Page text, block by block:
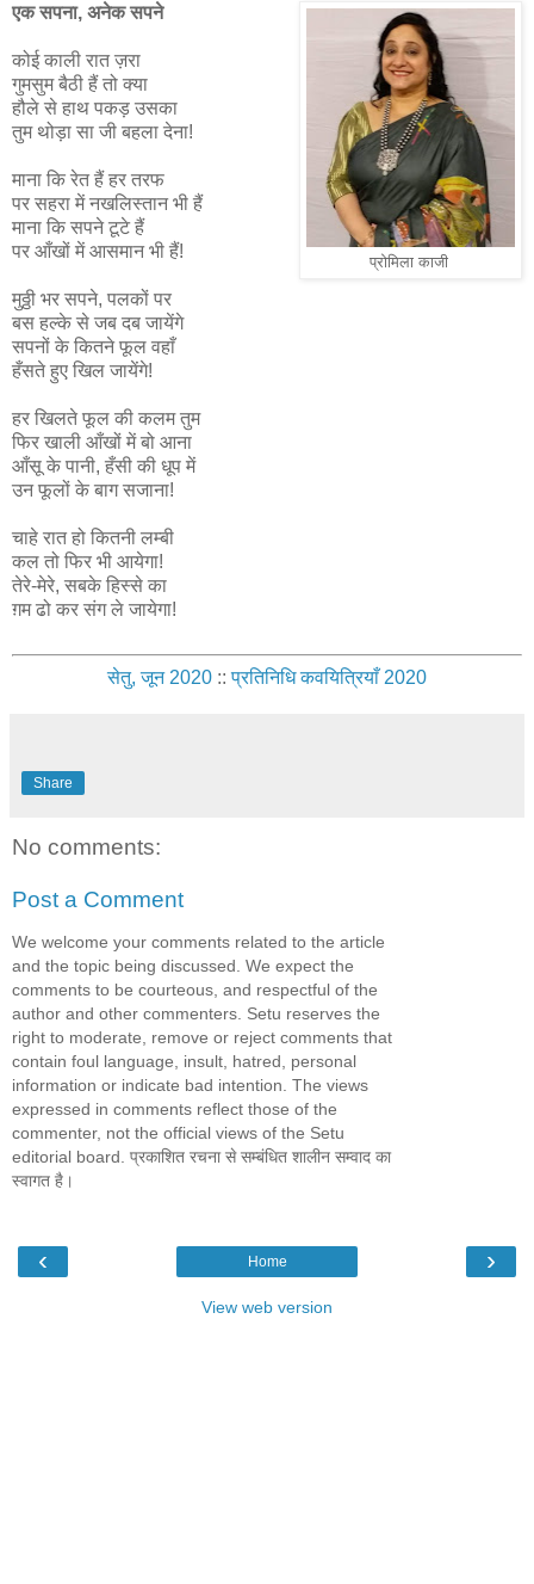
प्रोमिला काजी
एक सपना, अनेक सपने
कोई काली रात ज़रा
गुमसुम बैठी हैं तो क्या
हौले से हाथ पकड़ उसका
तुम थोड़ा सा जी बहला देना!
माना कि रेत हैं हर तरफ
पर सहरा में नखलिस्तान भी हैं
माना कि सपने टूटे हैं
पर आँखों में आसमान भी हैं!
मुठ्ठी भर सपने, पलकों पर
बस हल्के से जब दब जायेंगे
सपनों के कितने फूल वहाँ
हँसते हुए खिल जायेंगे!
हर खिलते फूल की कलम तुम
फिर खाली आँखों में बो आना
आँसू के पानी, हँसी की धूप में
उन फूलों के बाग सजाना!
चाहे रात हो कितनी लम्बी
कल तो फिर भी आयेगा!
तेरे-मेरे, सबके हिस्से का
ग़म ढो कर संग ले जायेगा!
सेतु, जून 2020 ::प्रतिनिधि कवयित्रियाँ 2020
Share
No comments:
Post a Comment
We welcome your comments related to the article
and the topic being discussed. We expect the
comments to be courteous, and respectful of the
author and other commenters. Setu reserves the
right to moderate, remove or reject comments that
contain foul language, insult, hatred, personal
information or indicate bad intention. The views
expressed in comments reflect those of the
commenter, not the official views of the Setu
editorial board. प्रकाशित रचना से सम्बंधित शालीन सम्वाद का
स्वागत है।
‹ ›
Home
View web version